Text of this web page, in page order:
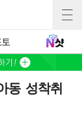
동 성착취